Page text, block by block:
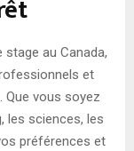
au Canada,
et
Que vous soyez
les sciences, les
préférences et